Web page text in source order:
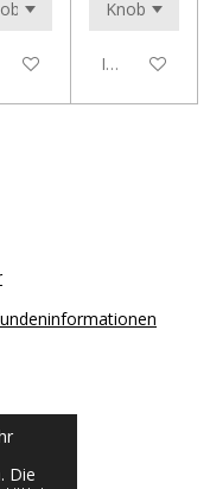
Die
WarenkorbIn den